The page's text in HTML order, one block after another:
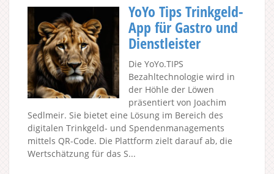
YoYo Tips Trinkgeld-
App für Gastro und
Dienstleister
Die YoYo.TIPS
Bezahltechnologie wird in
der Höhle der Löwen
präsentiert von Joachim
Sedlmeir. Sie bietet eine Lösung im Bereich des
digitalen Trinkgeld- und Spendenmanagements
mittels QR-Code. Die Plattform zielt darauf ab, die
Wertschätzung für das S...